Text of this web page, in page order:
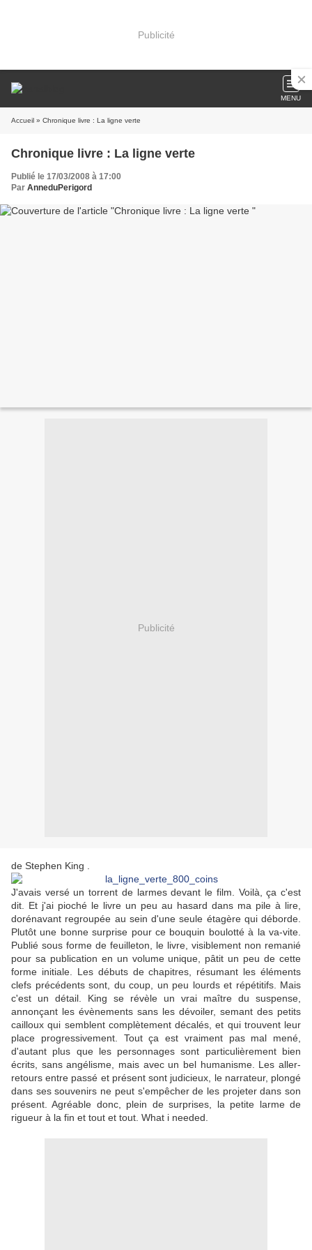
Publicité
MENU
Accueil » Chronique livre : La ligne verte
Chronique livre : La ligne verte
Publié le 17/03/2008 à 17:00
Par AnneduPerigord
Publicité
de Stephen King .
J'avais versé un torrent de larmes devant le film. Voilà, ça c'est
dit. Et j'ai pioché le livre un peu au hasard dans ma pile à lire,
dorénavant regroupée au sein d'une seule étagère qui déborde.
Plutôt une bonne surprise pour ce bouquin boulotté à la va-vite.
Publié sous forme de feuilleton, le livre, visiblement non remanié
pour sa publication en un volume unique, pâtit un peu de cette
forme initiale. Les débuts de chapitres, résumant les éléments
clefs précédents sont, du coup, un peu lourds et répétitifs. Mais
c'est un détail. King se révèle un vrai maître du suspense,
annonçant les évènements sans les dévoiler, semant des petits
cailloux qui semblent complètement décalés, et qui trouvent leur
place progressivement. Tout ça est vraiment pas mal mené,
d'autant plus que les personnages sont particulièrement bien
écrits, sans angélisme, mais avec un bel humanisme. Les aller-
retours entre passé et présent sont judicieux, le narrateur, plongé
dans ses souvenirs ne peut s'empêcher de les projeter dans son
présent. Agréable donc, plein de surprises, la petite larme de
rigueur à la fin et tout et tout. What i needed.